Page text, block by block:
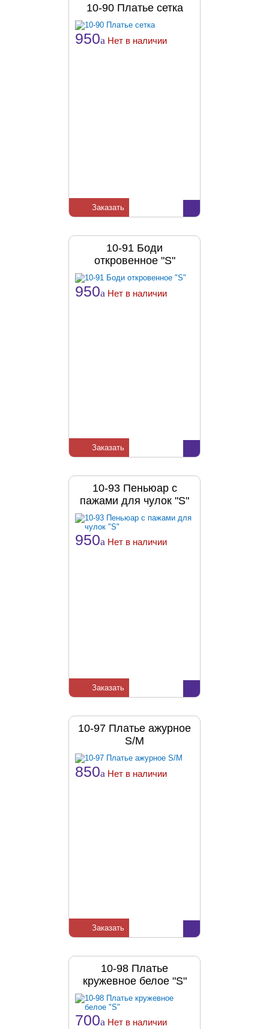
10-90 Платье сетка
950a Нет в наличии
Заказать
10-91 Боди
откровенное "S"
950a Нет в наличии
Заказать
10-93 Пеньюар с
пажами для чулок "S"
950a Нет в наличии
Заказать
10-97 Платье ажурное
S/M
850a Нет в наличии
Заказать
10-98 Платье
кружевное белое "S"
700a Нет в наличии